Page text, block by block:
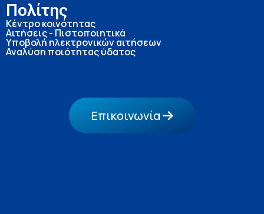
Πολίτης
Κέντρο κοινότητας
Αιτήσεις - Πιστοποιητικά
Υποβολή ηλεκτρονικών αιτήσεων
Αναλύση ποιότητας ύδατος
Επικοινωνία